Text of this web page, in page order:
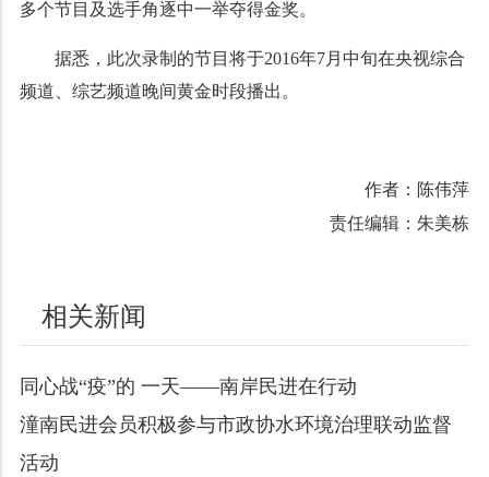
多个节目及选手角逐中一举夺得金奖。
据悉，此次录制的节目将于2016年7月中旬在央视综合
频道、综艺频道晚间黄金时段播出。
作者：陈伟萍
责任编辑：朱美栋
相关新闻
同心战“疫”的 一天——南岸民进在行动​
潼南民进会员积极参与市政协水环境治理联动监督
活动